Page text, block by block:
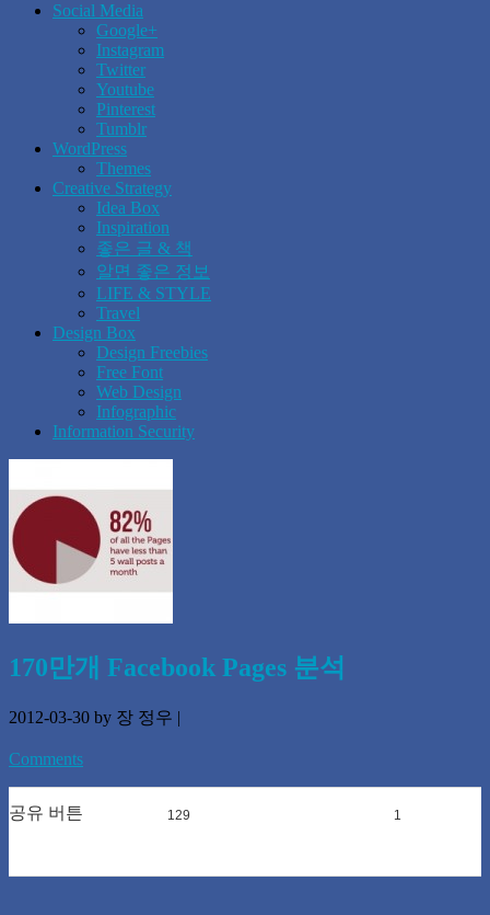
Social Media
Google+
Instagram
Twitter
Youtube
Pinterest
Tumblr
WordPress
Themes
Creative Strategy
Idea Box
Inspiration
좋은 글 & 책
알면 좋은 정보
LIFE & STYLE
Travel
Design Box
Design Freebies
Free Font
Web Design
Infographic
Information Security
170만개 Facebook Pages 분석
2012-03-30 by 장 정우 |
Comments
공유 버튼 129 1